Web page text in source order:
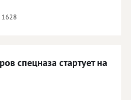
1628
спецназа стартует на